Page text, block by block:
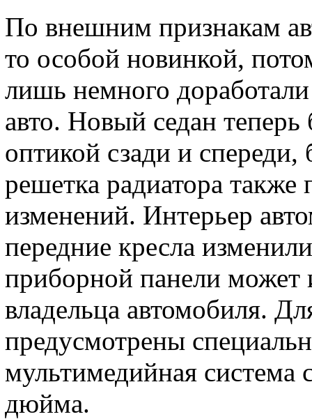
По внешним признакам
то особой новинкой,
лишь немного
авто. Новый седан
оптикой сзади и
решетка радиатора также
изменений. Интерьер
передние кресла
приборной панели может
владельца автомобиля.
предусмотрены
мультимедийная
дюйма.